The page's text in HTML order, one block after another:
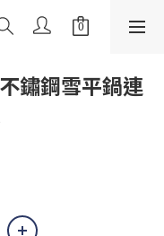
鏽鋼雪平鍋連